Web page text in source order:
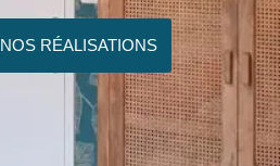
NOS RÉALISATIONS